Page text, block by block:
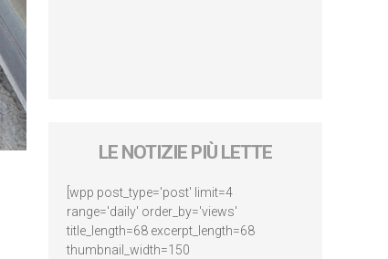
LE NOTIZIE PIÙ LETTE
[wpp post_type='post' limit=4
range='daily' order_by='views'
title_length=68 excerpt_length=68
thumbnail_width=150